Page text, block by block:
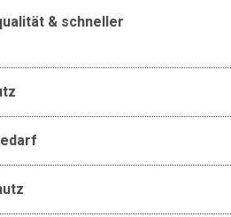
& schneller